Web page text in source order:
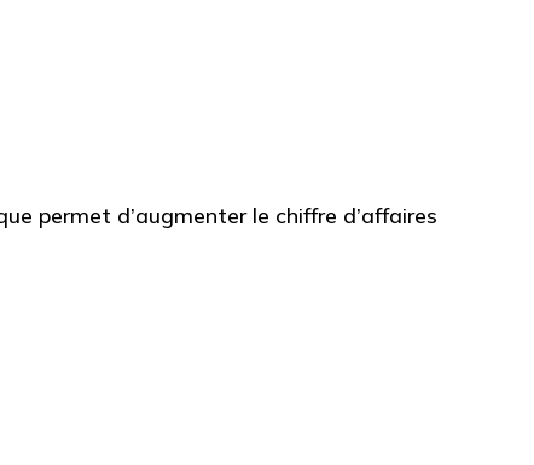
permet d’augmenter le chiffre d’affaires